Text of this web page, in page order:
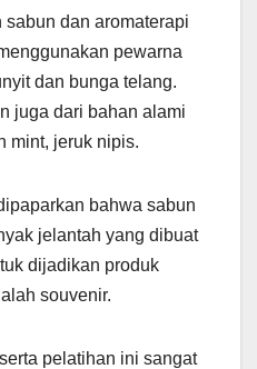
sabun dan aromaterapi
pewarna
dan bunga telang.
juga dari bahan alami
mint, jeruk nipis.
bahwa sabun
jelantah yang dibuat
dijadikan produk
souvenir.
pelatihan ini sangat